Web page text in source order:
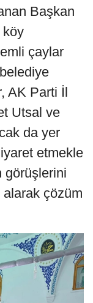
Başkan
köy
çaylar
AK Parti İl
Utsal ve
da yer
etmekle
görüşlerini
çözüm